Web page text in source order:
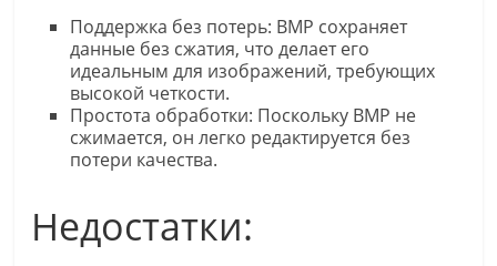
Поддержка без потерь: BMP сохраняет
данные без сжатия, что делает его
идеальным для изображений, требующих
высокой четкости.
Простота обработки: Поскольку BMP не
сжимается, он легко редактируется без
потери качества.
Недостатки: